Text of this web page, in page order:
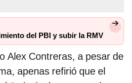
del PBI y subir la RMV
Alex Contreras, a pesar de
apenas refirió que el